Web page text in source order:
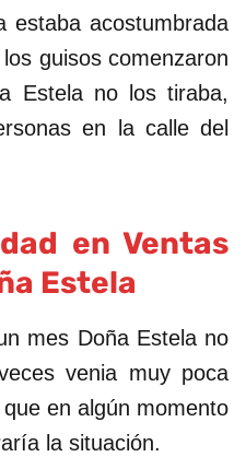
estaba acostumbrada
guisos comenzaron
Estela no los tiraba,
en la calle del
en Ventas
Estela
mes Doña Estela no
venia muy poca
en algún momento
la situación.